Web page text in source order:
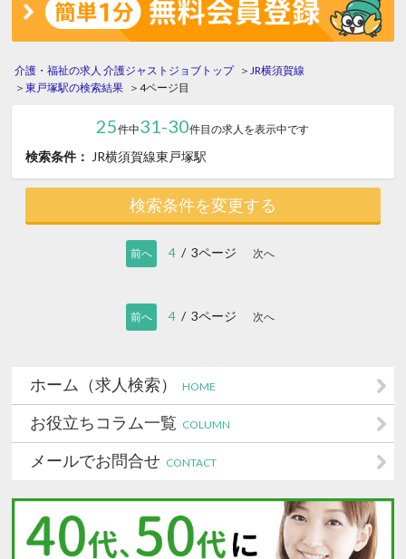
介護・福祉の求人 介護ジャストジョブトップ
JR横須賀線
東戸塚駅の検索結果
4ページ目
25件中31-30件目の求人を表示中です
検索条件： JR横須賀線東戸塚駅
検索条件を変更する
前へ 4 / 3ページ 次へ
前へ 4 / 3ページ 次へ
ホーム（求人検索）HOME
お役立ちコラム一覧 COLUMN
メールでお問合せ CONTACT